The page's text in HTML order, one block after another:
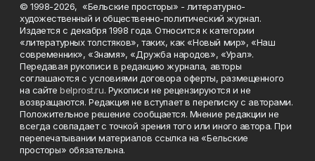
© 1998-2026, «Бельские просторы» - литературно-
художественный и общественно-политический журнал.
Издается с декабря 1998 года. Относится к категории
«литературных толстяков», таких, как «Новый мир», «Наш
современник», «Знамя», «Дружба народов», «Урал».
Передавая рукописи в редакцию журнала, авторы
соглашаются с условиями договора оферты, размещенного
на сайтеbelprost.ru. Рукописи не рецензируются и не
возвращаются. Редакция не вступает в переписку с авторами.
Положительное решение сообщается. Мнение редакции не
всегда совпадает с точкой зрения того или иного автора. При
перепечатывании материалов ссылка на «Бельские
просторы» обязательна.